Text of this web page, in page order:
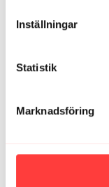
Inställningar
Statistik
Marknadsföring